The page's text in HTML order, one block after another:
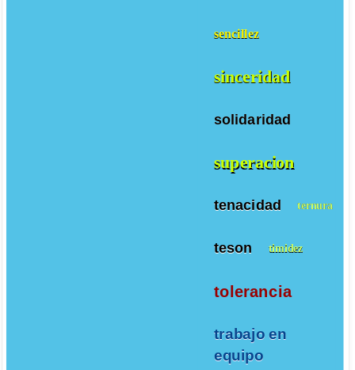
sencillez
sinceridad
solidaridad
superacion
tenacidad ternura
teson timidez
tolerancia
trabajo en
equipo